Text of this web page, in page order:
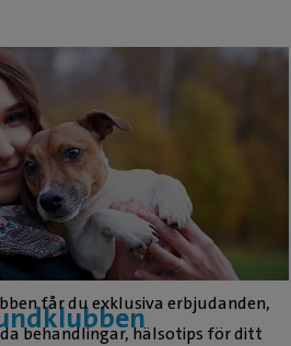
får du exklusiva erbjudanden,
behandlingar, hälsotips för ditt